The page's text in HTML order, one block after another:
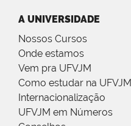
A UNIVERSIDADE
Nossos Cursos
Onde estamos
Vem pra UFVJM
Como estudar na UFVJM
Internacionalização
UFVJM em Números